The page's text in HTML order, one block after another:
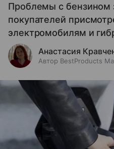
Проблемы с бензином
покупателей
электромобилям и
Анастасия
Автор BestProducts